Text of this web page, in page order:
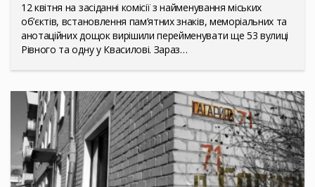
12 квітня на засіданні комісії з найменування міських
об’єктів, встановлення пам’ятних знаків, меморіальних та
анотаційних дощок вирішили перейменувати ще 53 вулиці
Рівного та одну у Квасилові. Зараз…